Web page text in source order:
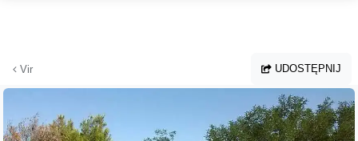
Vir UDOSTĘPNIJ